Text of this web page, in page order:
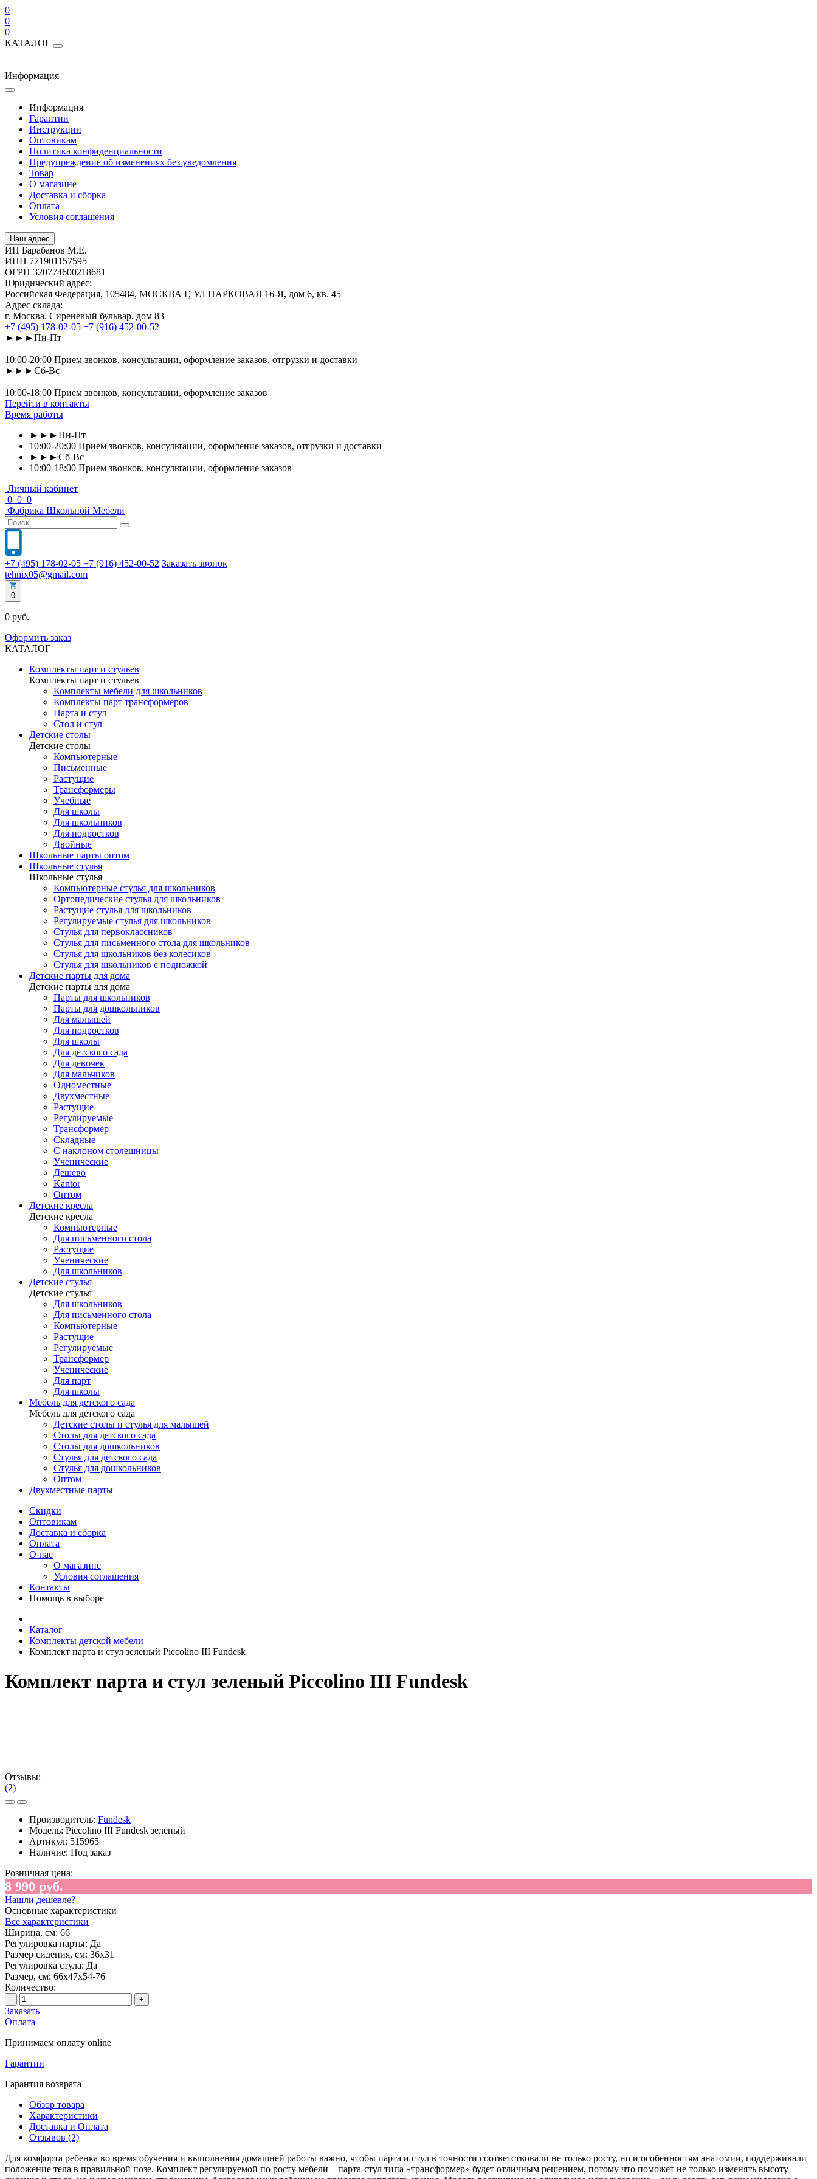
0
0
0
КАТАЛОГ
Информация
Информация
Гарантии
Инструкции
Оптовикам
Политика конфиденциальности
Предупреждение об изменениях без уведомления
Товар
О магазине
Доставка и сборка
Оплата
Условия соглашения
Наш адрес
ИП Барабанов М.Е.
ИНН 771901157595
ОГРН 320774600218681
Юридический адрес:
Российская Федерация, 105484, МОСКВА Г, УЛ ПАРКОВАЯ 16-Я, дом 6, кв. 45
Адрес склада:
г. Москва. Сиреневый бульвар, дом 83
+7 (495) 178-02-05 +7 (916) 452-00-52
►►►Пн-Пт
10:00-20:00 Прием звонков, консультации, оформление заказов, отгрузки и доставки
►►►Сб-Вс
10:00-18:00 Прием звонков, консультации, оформление заказов
Перейти в контакты
Время работы
►►►Пн-Пт
10:00-20:00 Прием звонков, консультации, оформление заказов, отгрузки и доставки
►►►Сб-Вс
10:00-18:00 Прием звонков, консультации, оформление заказов
Личный кабинет
0 0 0
Фабрика Школьной Мебели
+7 (495) 178-02-05 +7 (916) 452-00-52 Заказать звонок
tehnix05@gmail.com
0
0 руб.
Оформить заказ
КАТАЛОГ
Комплекты парт и стульев
Комплекты парт и стульев
Комплекты мебели для школьников
Комплекты парт трансформеров
Парта и стул
Стол и стул
Детские столы
Детские столы
Компьютерные
Письменные
Растущие
Трансформеры
Учебные
Для школы
Для школьников
Для подростков
Двойные
Школьные парты оптом
Школьные стулья
Школьные стулья
Компьютерные стулья для школьников
Ортопедические стулья для школьников
Растущие стулья для школьников
Регулируемые стулья для школьников
Стулья для первоклассников
Стулья для письменного стола для школьников
Стулья для школьников без колесиков
Стулья для школьников с подножкой
Детские парты для дома
Детские парты для дома
Парты для школьников
Парты для дошкольников
Для малышей
Для подростков
Для школы
Для детского сада
Для девочек
Для мальчиков
Одноместные
Двухместные
Растущие
Регулируемые
Трансформер
Складные
С наклоном столешницы
Ученические
Дешево
Kantor
Оптом
Детские кресла
Детские кресла
Компьютерные
Для письменного стола
Растущие
Ученические
Для школьников
Детские стулья
Детские стулья
Для школьников
Для письменного стола
Компьютерные
Растущие
Регулируемые
Трансформер
Ученические
Для парт
Для школы
Мебель для детского сада
Мебель для детского сада
Детские столы и стулья для малышей
Столы для детского сада
Столы для дошкольников
Стулья для детского сада
Стулья для дошкольников
Оптом
Двухместные парты
Скидки
Оптовикам
Доставка и сборка
Оплата
О нас
О магазине
Условия соглашения
Контакты
Помощь в выборе
Каталог
Комплекты детской мебели
Комплект парта и стул зеленый Piccolino III Fundesk
Комплект парта и стул зеленый Piccolino III Fundesk
Отзывы:
(2)
Производитель: Fundesk
Модель: Piccolino III Fundesk зеленый
Артикул: 515965
Наличие: Под заказ
Розничная цена:
8 990 руб.
Нашли дешевле?
Основные характеристики
Все характеристики
Ширина, см: 66
Регулировка парты: Да
Размер сидения, см: 36х31
Регулировка стула: Да
Размер, см: 66x47x54-76
Количество:
- +
Заказать
Оплата
Принимаем оплату online
Гарантии
Гарантия возврата
Обзор товара
Характеристики
Доставка и Оплата
Отзывов (2)
Для комфорта ребенка во время обучения и выполнения домашней работы важно, чтобы парта и стул в точности соответствовали не только росту, но и особенностям анатомии, поддерживали
положение тела в правильной позе. Комплект регулируемой по росту мебели – парта-стул типа «трансформер» будет отличным решением, потому что поможет не только изменять высоту